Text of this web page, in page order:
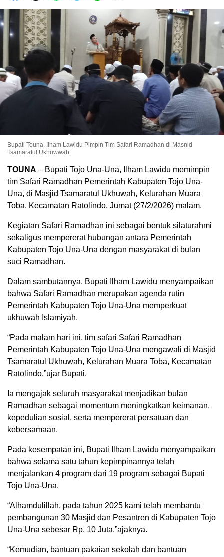
Bupati Touna, Ilham Lawidu Pimpin Tim Safari Ramadhan di Masnid
Tsamaratul Ukhuwwah.
TOUNA – Bupati Tojo Una-Una, Ilham Lawidu memimpin
tim Safari Ramadhan Pemerintah Kabupaten Tojo Una-
Una, di Masjid Tsamaratul Ukhuwah, Kelurahan Muara
Toba, Kecamatan Ratolindo, Jumat (27/2/2026) malam.
Kegiatan Safari Ramadhan ini sebagai bentuk silaturahmi
sekaligus mempererat hubungan antara Pemerintah
Kabupaten Tojo Una-Una dengan masyarakat di bulan
suci Ramadhan.
Dalam sambutannya, Bupati Ilham Lawidu menyampaikan
bahwa Safari Ramadhan merupakan agenda rutin
Pemerintah Kabupaten Tojo Una-Una memperkuat
ukhuwah Islamiyah.
“Pada malam hari ini, tim safari Safari Ramadhan
Pemerintah Kabupaten Tojo Una-Una mengawali di Masjid
Tsamaratul Ukhuwah, Kelurahan Muara Toba, Kecamatan
Ratolindo,”ujar Bupati.
Ia mengajak seluruh masyarakat menjadikan bulan
Ramadhan sebagai momentum meningkatkan keimanan,
kepedulian sosial, serta mempererat persatuan dan
kebersamaan.
Pada kesempatan ini, Bupati Ilham Lawidu menyampaikan
bahwa selama satu tahun kepimpinannya telah
menjalankan 4 program dari 19 program sebagai Bupati
Tojo Una-Una.
“Alhamdulillah, pada tahun 2025 kami telah membantu
pembangunan 30 Masjid dan Pesantren di Kabupaten Tojo
Una-Una sebesar Rp. 10 Juta,”ajaknya.
“Kemudian, bantuan pakaian sekolah dan bantuan